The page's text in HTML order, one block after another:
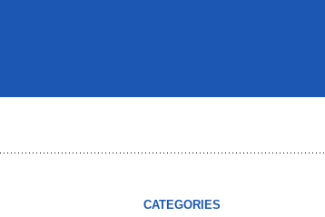
CATEGORIES